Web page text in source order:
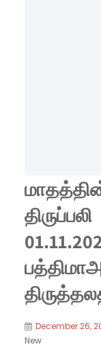
திருப்பலி
December 26,
New